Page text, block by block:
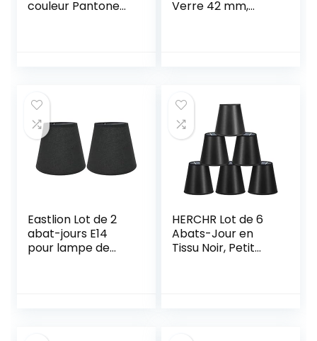
couleur Pantone
Verre 42 mm,
pour lustre,
ventilateur de
plafond, appliques
murales
Eastlion Lot de 2
abat-jours E14
pour lampe de
HERCHR Lot de 6
Abats-Jour en
Tissu Noir, Petit